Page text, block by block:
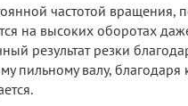
частотой вращения,
на высоких оборотах
результат резки
пильному валу, благодаря